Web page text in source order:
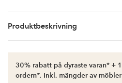
Produktbeskrivning
30% rabatt på dyraste varan* +
ordern*. Inkl. mängder av